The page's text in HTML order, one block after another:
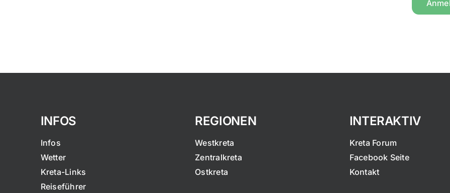
INFOS
Infos
Wetter
Kreta-Links
Reiseführer
REGIONEN
Westkreta
Zentralkreta
Ostkreta
INTERAKTIV
Kreta Forum
Facebook Seite
Kontakt